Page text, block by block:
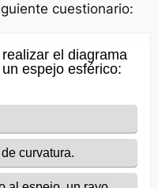
cuestionario: